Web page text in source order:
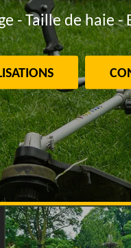
- Taille de haie